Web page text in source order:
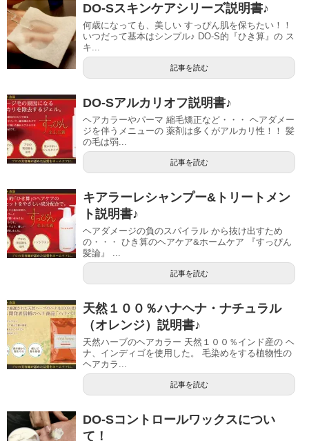
DO-Sスキンケアシリーズ説明書♪
何歳になっても、美しい すっぴん肌を保ちたい！！
いつだって基本はシンプル♪ DO-S的『ひき算』の ス
キ...
記事を読む
DO-Sアルカリオフ説明書♪
ヘアカラーやパーマ 縮毛矯正など・・・ ヘアダメー
ジを伴うメニューの 薬剤は多くがアルカリ性！！ 髪
の毛は弱...
記事を読む
キアラーレシャンプー&トリートメン
ト説明書♪
ヘアダメージの負のスパイラル から抜け出すため
の・・・ ひき算のヘアケア&ホームケア 『すっぴん
髪論』 ...
記事を読む
天然１００％ハナヘナ・ナチュラル
（オレンジ）説明書♪
天然ハーブのヘアカラー 天然１００％インド産の ヘ
ナ、インディゴを使用した。 毛染めをする植物性の
ヘアカラ...
記事を読む
DO-Sコントロールワックスについ
て！